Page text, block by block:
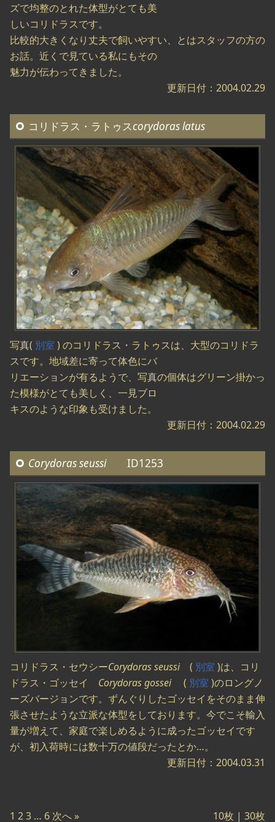
ズで均整のとれた体型がとても美
しいコリドラスです。
比較的大きくなり丈夫で飼いやすい、とはスタッフの方の
お話。近くで見ている私にもその
魅力が伝わってきました。
更新日付：2004.02.29
コリドラス・ラトゥスcorydoras latus
写真( 別室 ) のコリドラス・ラトゥスは、大型のコリドラ
スです。地域差に寄って体色にバ
リエーションが有るようで、写真の個体はグリーン掛かっ
た模様がとても美しく、一見ブロ
キスのような印象も受けました。
更新日付：2004.02.29
Corydoras seussiID1253
コリドラス・セウシーCorydoras seussi( 別室 )は、コリ
ドラス・ゴッセイ Corydoras gossei( 別室 )のロングノ
ーズバージョンです。ずんぐりしたゴッセイをそのまま伸
張させたような立派な体型をしております。今でこそ輸入
量が増えて、家庭で楽しめるように成ったゴッセイです
が、初入荷時には数十万の値段だったとか…。
更新日付：2004.03.31
1 23 … 6 次へ » 10枚 | 30枚